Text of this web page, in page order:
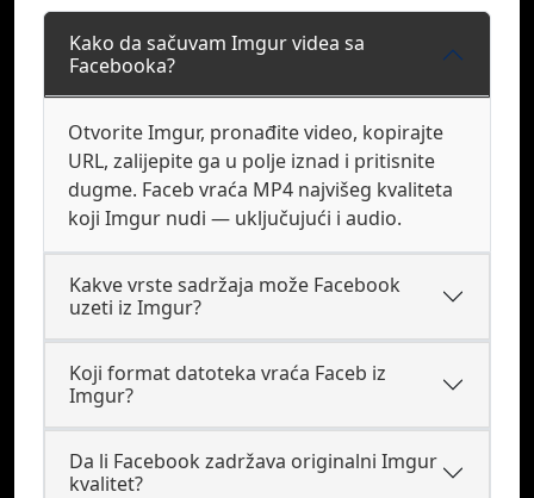
Kako da sačuvam Imgur videa sa
Facebooka?
Otvorite Imgur, pronađite video, kopirajte
URL, zalijepite ga u polje iznad i pritisnite
dugme. Faceb vraća MP4 najvišeg kvaliteta
koji Imgur nudi — uključujući i audio.
Kakve vrste sadržaja može Facebook
uzeti iz Imgur?
Koji format datoteka vraća Faceb iz
Imgur?
Da li Facebook zadržava originalni Imgur
kvalitet?